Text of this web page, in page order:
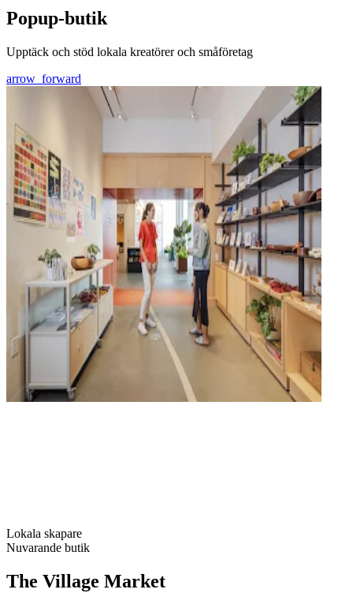
Popup-butik
Upptäck och stöd lokala kreatörer och småföretag
arrow_forward
Lokala skapare
Nuvarande butik
The Village Market